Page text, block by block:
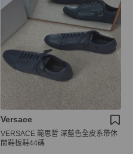
Versace
VERSACE 範思哲 深藍色全皮系帶休
閒鞋板鞋44碼